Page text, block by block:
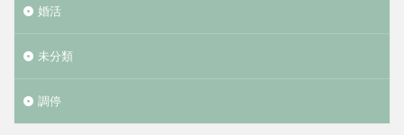
婚活
未分類
調停